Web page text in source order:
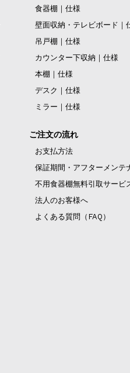
食器棚｜仕様
壁面収納・テレビボード｜
吊戸棚｜仕様
カウンター下収納｜仕様
本棚｜仕様
デスク｜仕様
ミラー｜仕様
ご注文の流れ
お支払方法
保証期間・アフターメンテ
不用食器棚無料引取サービ
法人のお客様へ
よくある質問（FAQ）